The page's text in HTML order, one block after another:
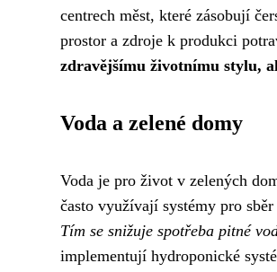
centrech měst, které zásobují
prostor a zdroje k produkci
zdravějšímu životnímu stylu,
Voda a zelené domy
Voda je pro život v zelených
často využívají systémy pro
Tím se snižuje spotřeba pitné
implementují hydroponické